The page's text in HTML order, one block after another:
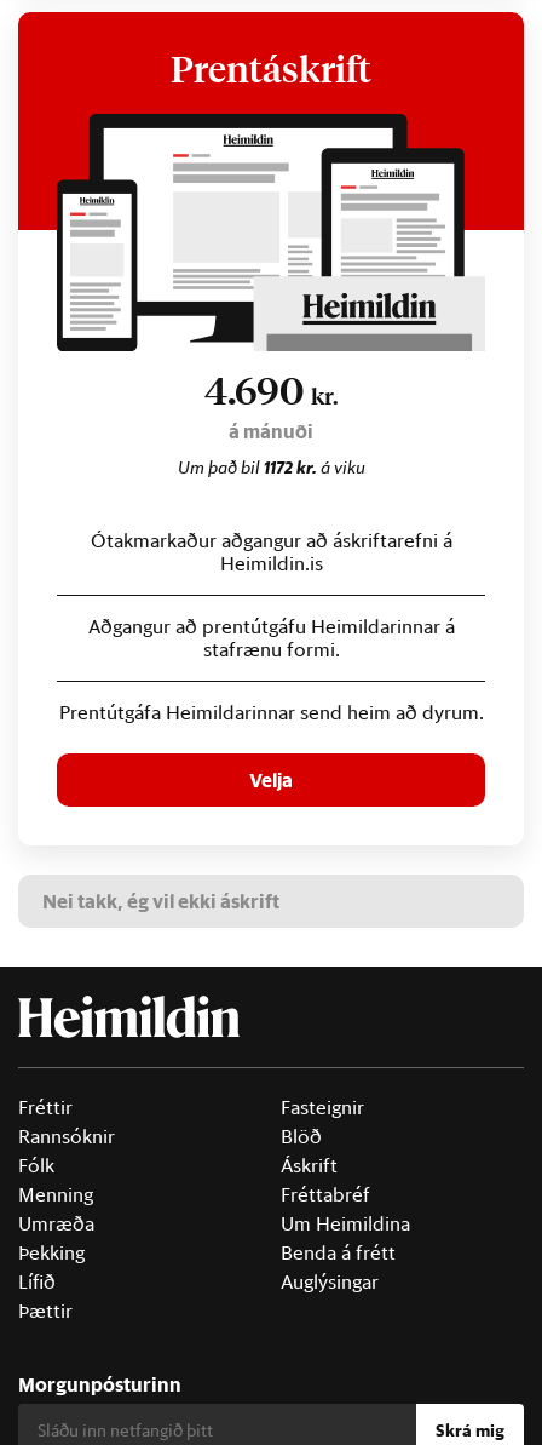
Prentáskrift
4.690 kr.
á mánuði
Um það bil1172 kr. á viku
Ótakmarkaður aðgangur að áskriftarefni á
Heimildin.is
Aðgangur að prentútgáfu Heimildarinnar á
stafrænu formi.
Prentútgáfa Heimildarinnar send heim að dyrum.
Velja
Nei takk, ég vil ekki áskrift
Fréttir
Rannsóknir
Fólk
Menning
Umræða
Þekking
Lífið
Þættir
Fasteignir
Blöð
Áskrift
Fréttabréf
Um Heimildina
Benda á frétt
Auglýsingar
Morgunpósturinn
Skrá mig